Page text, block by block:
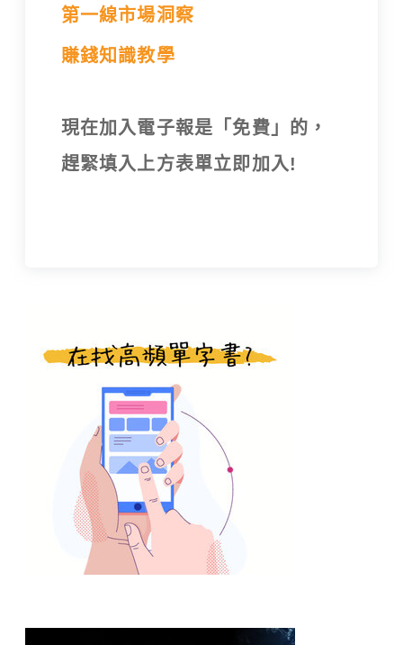
第一線市場洞察
賺錢知識教學
現在加入電子報是「免費」的，
趕緊填入上方表單立即加入!